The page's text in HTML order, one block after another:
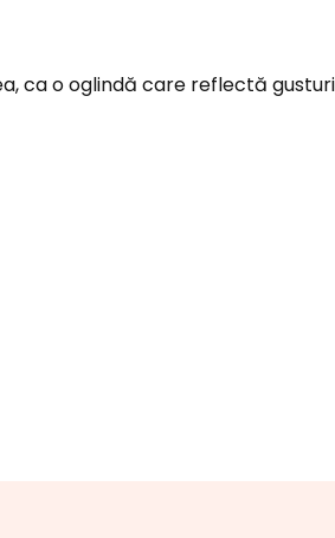
ca o oglindă care reflectă